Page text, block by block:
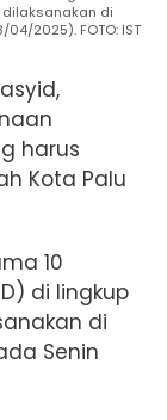
dilaksanakan di
2025). FOTO: IST
harus
Kota Palu
10
di lingkup
di
Senin